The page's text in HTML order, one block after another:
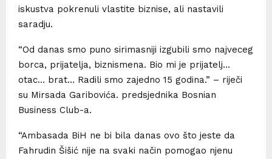
iskustva pokrenuli vlastite biznise, ali nastavili
saradju.
“Od danas smo puno sirimasniji izgubili smo najveceg
borca, prijatelja, biznismena. Bio mi je prijatelj…
otac… brat… Radili smo zajedno 15 godina.” – riječi
su Mirsada Garibovića. predsjednika Bosnian
Business Club-a.
“Ambasada BiH ne bi bila danas ovo što jeste da
Fahrudin Šišić nije na svaki način pomogao njenu